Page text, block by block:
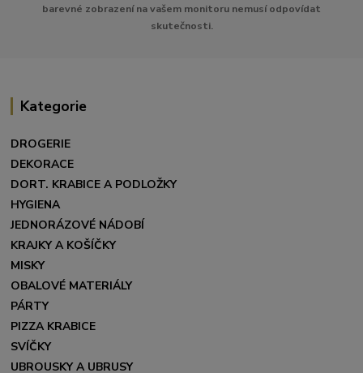
barevné zobrazení na vašem monitoru nemusí odpovídat
skutečnosti.
Kategorie
DROGERIE
DEKORACE
DORT. KRABICE A PODLOŽKY
HYGIENA
JEDNORÁZOVÉ NÁDOBÍ
KRAJKY A KOŠÍČKY
MISKY
OBALOVÉ MATERIÁLY
PÁRTY
PIZZA KRABICE
SVÍČKY
UBROUSKY A UBRUSY